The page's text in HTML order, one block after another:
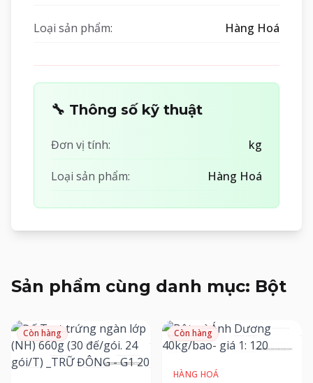
Loại sản phẩm: Hàng Hoá
🔧 Thông số kỹ thuật
Đơn vị tính: kg
Loại sản phẩm: Hàng Hoá
Sản phẩm cùng danh mục: Bột
Còn hàng Còn hàng
HÀNG HOÁ